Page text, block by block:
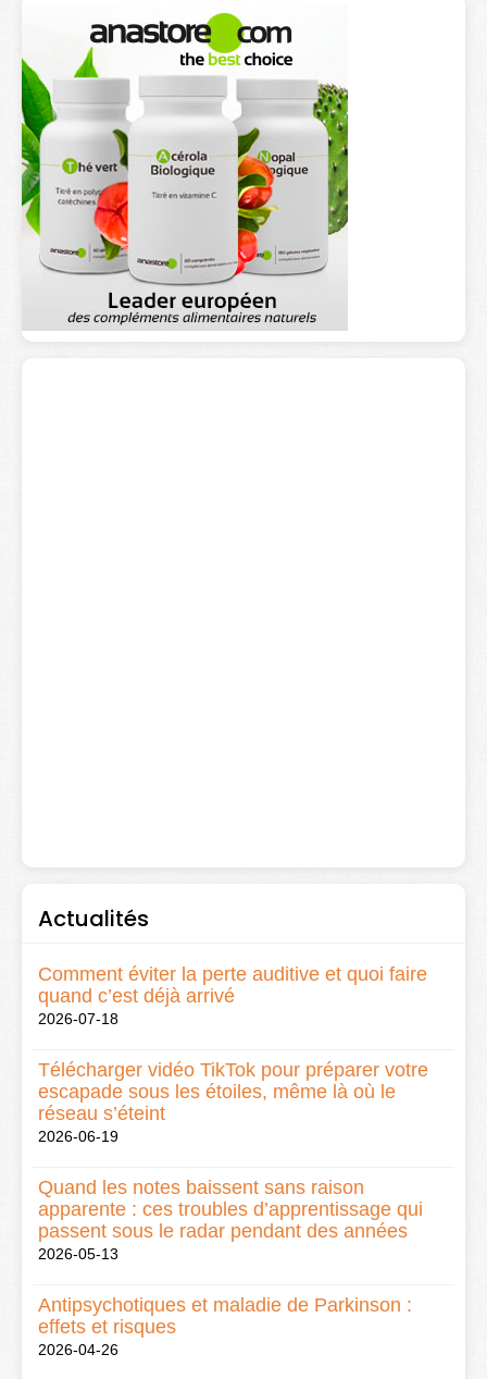
Actualités
Comment éviter la perte auditive et quoi faire
quand c’est déjà arrivé
2026-07-18
Télécharger vidéo TikTok pour préparer votre
escapade sous les étoiles, même là où le
réseau s’éteint
2026-06-19
Quand les notes baissent sans raison
apparente : ces troubles d’apprentissage qui
passent sous le radar pendant des années
2026-05-13
Antipsychotiques et maladie de Parkinson :
effets et risques
2026-04-26